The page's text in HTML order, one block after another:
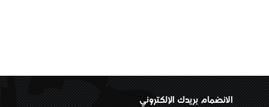
الانضمام بريدك الإلكتروني